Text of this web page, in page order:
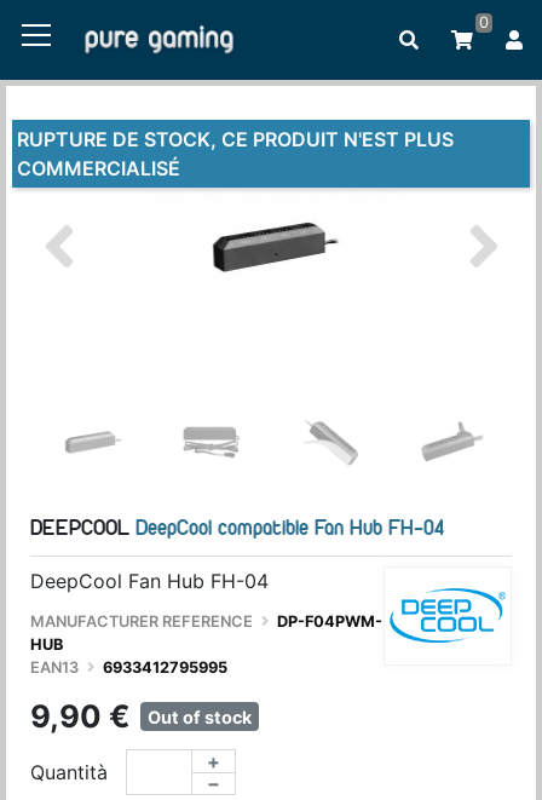
0
RUPTURE DE STOCK, CE PRODUIT N'EST PLUS
COMMERCIALISÉ
DEEPCOOL DeepCool compatible Fan Hub FH-04
DeepCool Fan Hub FH-04
MANUFACTURER REFERENCE
DP-F04PWM-
HUB
EAN13
6933412795995
9,90 € Out of stock
Quantità −
+